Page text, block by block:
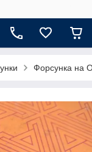
Форсунка на